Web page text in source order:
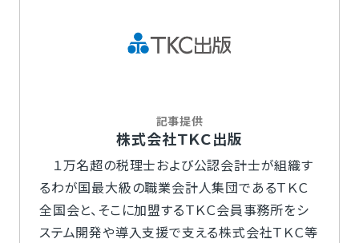
記事提供
株式会社ＴＫＣ出版
１万名超の税理士および公認会計士が組織す
るわが国最大級の職業会計人集団であるＴＫＣ
全国会と、そこに加盟するＴＫＣ会員事務所をシ
ステム開発や導入支援で支える株式会社ＴＫＣ等